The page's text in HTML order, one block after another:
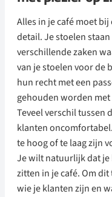
Alles in je café moet
detail. Je stoelen
verschillende zaken
van je stoelen voor de
hun recht met een
gehouden worden
Teveel verschil tussen
klanten
te hoog of te laag zijn
Je wilt natuurlijk dat
zitten in je café. Om
wie je klanten zijn en